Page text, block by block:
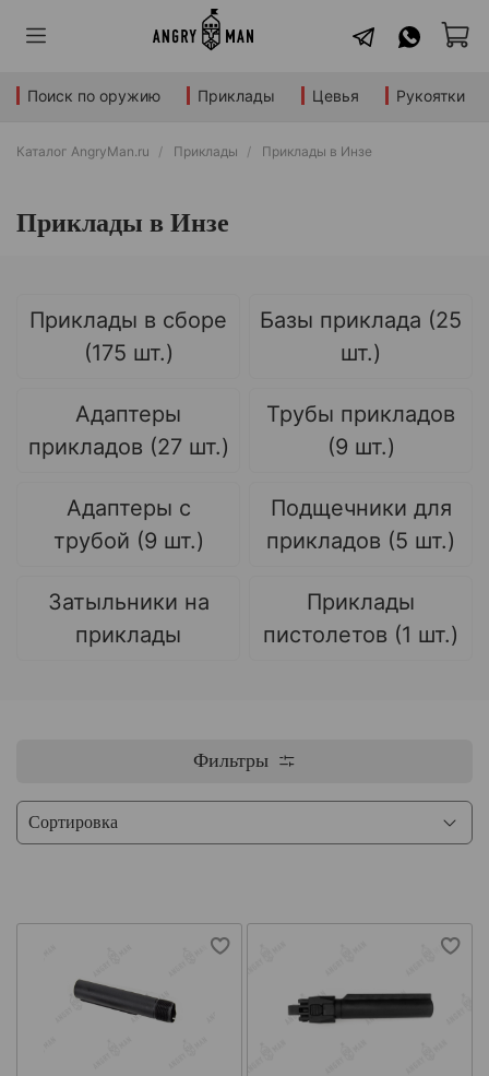
Поиск по оружию Приклады Цевья Рукоятки
Каталог AngryMan.ru Приклады Приклады в Инзе
Приклады в Инзе
Приклады в сборе
(175 шт.)
Базы приклада (25
шт.)
Адаптеры
прикладов (27 шт.)
Трубы прикладов
(9 шт.)
Адаптеры с
трубой (9 шт.)
Подщечники для
прикладов (5 шт.)
Затыльники на
приклады
Приклады
пистолетов (1 шт.)
Фильтры